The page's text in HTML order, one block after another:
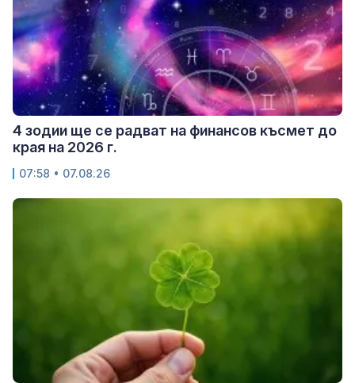
4 зодии ще се радват на финансов късмет до
края на 2026 г.
07:58 • 07.08.26